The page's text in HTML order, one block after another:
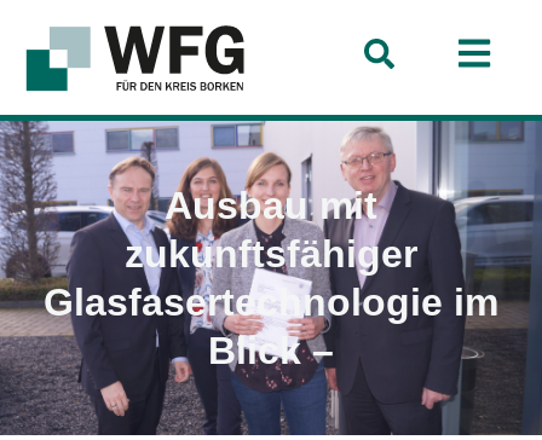
Ausbau mit
zukunftsfähiger
Glasfasertechnologie im
Blick –